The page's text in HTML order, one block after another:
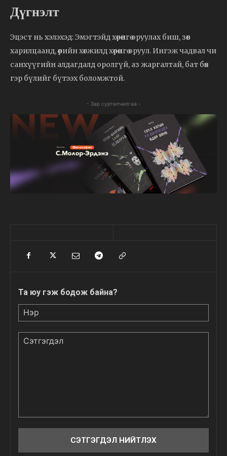
Дүгнэлт
Эцэст нь хэлэхэд: Эмэгтэйд хөрөнгө оруулах биш, зөв
харилцаанд, өөрийн хөгжилд хөрөнгө оруул. Ингэж чадвал чи
санхүүгийн алдагдалд оролгүй, аз жаргалтай, бат бөх
гэр бүлийг бүтээх боломжтой.
- Зар сурталчилгаа -
Та юу гэж бодож байна?